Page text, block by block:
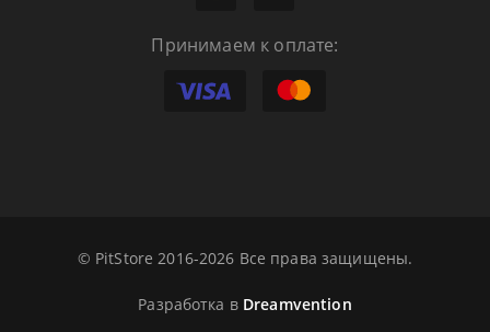
Принимаем к оплате:
© PitStore 2016-2026 Все права защищены.
Разработка в Dreamvention